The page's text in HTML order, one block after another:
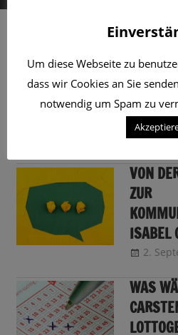
„BOAH
IE
UF
9.
VON
ZUR
ISABEL
2.
WAS
Um diese Webseite zu
dass wir Cookies an Sie
notwendig um Spam zu